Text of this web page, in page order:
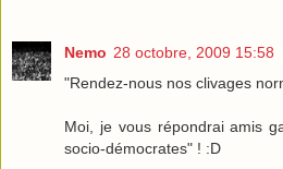
Nemo 28 octobre, 2009 15:58
"Rendez-nous nos clivages
Moi, je vous répondrai amis
socio-démocrates" ! :D